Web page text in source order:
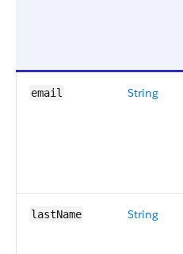
email String
lastName String